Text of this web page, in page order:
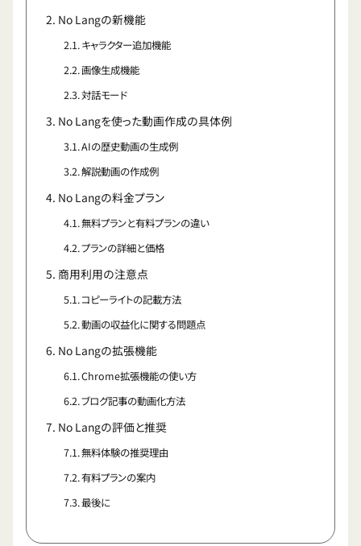
No Langの新機能
キャラクター追加機能
画像生成機能
対話モード
No Langを使った動画作成の具体例
AIの歴史動画の生成例
解説動画の作成例
No Langの料金プラン
無料プランと有料プランの違い
プランの詳細と価格
商用利用の注意点
コピーライトの記載方法
動画の収益化に関する問題点
No Langの拡張機能
Chrome拡張機能の使い方
ブログ記事の動画化方法
No Langの評価と推奨
無料体験の推奨理由
有料プランの案内
最後に